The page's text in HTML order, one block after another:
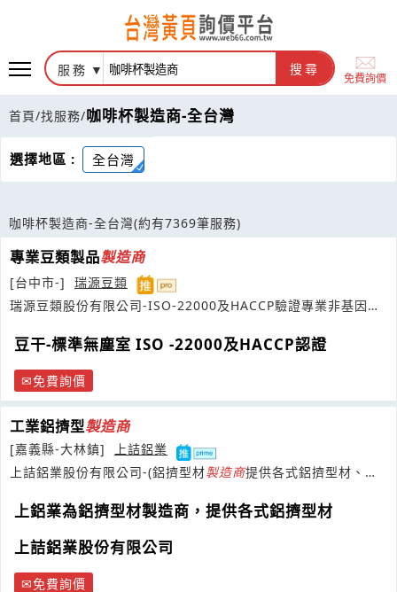
服務 搜尋
免費詢價
首頁/找服務/咖啡杯製造商-全台灣
選擇地區 : 全台灣
咖啡杯製造商-全台灣(約有7369筆服務)
專業豆類製品製造商
[台中市-]
瑞源豆類
瑞源豆類股份有限公司-ISO-22000及HACCP驗證專業非基因改
豆干-標準無塵室 ISO -22000及HACCP認證
免費詢價
工業鋁擠型製造商
[嘉義縣-大林鎮]
上詰鋁業
上詰鋁業股份有限公司-(鋁擠型材製造商提供各式鋁擠型材、各
上鋁業為鋁擠型材製造商，提供各式鋁擠型材
上詰鋁業股份有限公司
免費詢價